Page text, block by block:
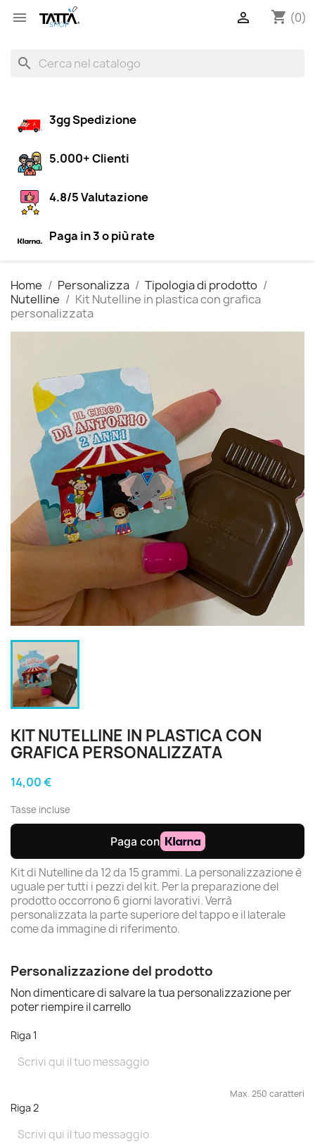
 shopping_cart (0)

search
3gg Spedizione
5.000+ Clienti
4.8/5 Valutazione
Paga in 3 o più rate
Home Personalizza
Tipologia di prodotto
Nutelline
Kit Nutelline in plastica con grafica
personalizzata
KIT NUTELLINE IN PLASTICA CON
GRAFICA PERSONALIZZATA
14,00 €
Tasse incluse
Kit di Nutelline da 12 da 15 grammi. La personalizzazione è
uguale per tutti i pezzi del kit. Per la preparazione del
prodotto occorrono 6 giorni lavorativi. Verrà
personalizzata la parte superiore del tappo e il laterale
come da immagine di riferimento.
Personalizzazione del prodotto
Non dimenticare di salvare la tua personalizzazione per
poter riempire il carrello
Riga 1
Max. 250 caratteri
Riga 2